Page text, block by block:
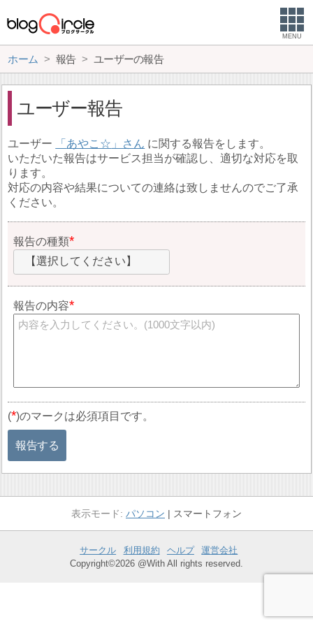
MENU
ホーム 報告 ユーザーの報告
ユーザー報告
ユーザー あやこ☆
に関する報告をします。
いただいた報告はサービス担当が確認し、適切な対応を取
ります。
対応の内容や結果についての連絡は致しませんのでご了承
ください。
報告の種類
【選択してください】
報告の内容
(*)のマークは必須項目です。
報告する
パソコン スマートフォン
サークル 利用規約 ヘルプ
運営会社
Copyright©2026 @With All rights reserved.